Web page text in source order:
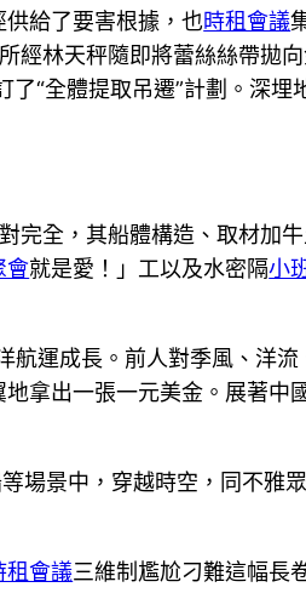
給了要害根據，也時租會議
林天秤隨即將蕾絲絲帶拋
“全體提取吊遷”計劃。深埋
完全，其船體構造、取材加
會就是愛！」工以及水密隔小
航運成長。前人對季風、洋
地拿出一張一元美金。展著中
場景中，穿越時空，同不雅
租會議三維制尷尬刁難這幅長